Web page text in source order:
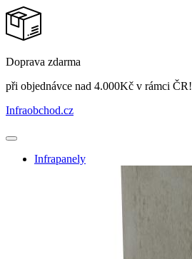
Doprava zdarma
při objednávce nad 4.000Kč v rámci ČR!
Infraobchod.cz
Infrapanely